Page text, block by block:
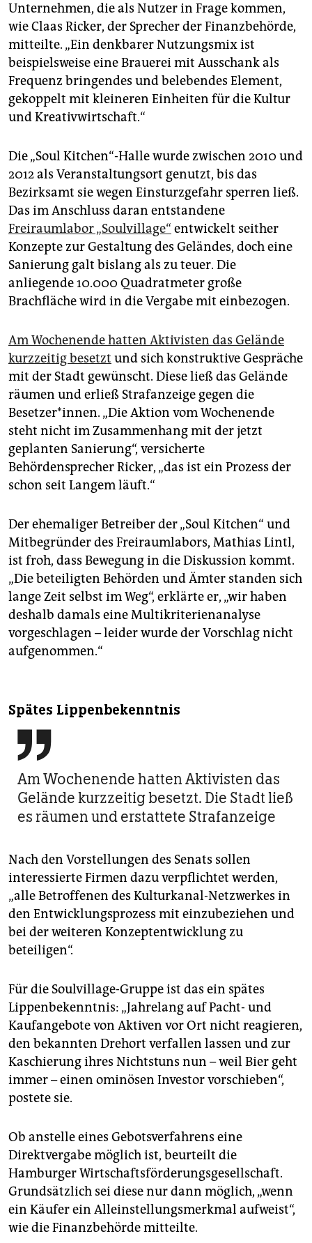
Unternehmen, die als Nutzer in Frage kommen,
wie Claas Ricker, der Sprecher der Finanzbehörde,
mitteilte. „Ein denkbarer Nutzungsmix ist
beispielsweise eine Brauerei mit Ausschank als
Frequenz bringendes und belebendes Element,
gekoppelt mit kleineren Einheiten für die Kultur
und Kreativwirtschaft.“
Die „Soul Kitchen“-Halle wurde zwischen 2010 und
2012 als Veranstaltungsort genutzt, bis das
Bezirksamt sie wegen Einsturzgefahr sperren ließ.
Das im Anschluss daran entstandene
Freiraumlabor „Soulvillage“ entwickelt seither
Konzepte zur Gestaltung des Geländes, doch eine
Sanierung galt bislang als zu teuer. Die
anliegende 10.000 Quadratmeter große
Brachfläche wird in die Vergabe mit einbezogen.
Am Wochenende hatten Aktivisten das Gelände
kurzzeitig besetzt und sich konstruktive Gespräche
mit der Stadt gewünscht. Diese ließ das Gelände
räumen und erließ Strafanzeige gegen die
Besetzer*innen. „Die Aktion vom Wochenende
steht nicht im Zusammenhang mit der jetzt
geplanten Sanierung“, versicherte
Behördensprecher Ricker, „das ist ein Prozess der
schon seit Langem läuft.“
Der ehemaliger Betreiber der „Soul Kitchen“ und
Mitbegründer des Freiraumlabors, Mathias Lintl,
ist froh, dass Bewegung in die Diskussion kommt.
„Die beteiligten Behörden und Ämter standen sich
lange Zeit selbst im Weg“, erklärte er, „wir haben
deshalb damals eine Multikriterienanalyse
vorgeschlagen – leider wurde der Vorschlag nicht
aufgenommen.“
Spätes Lippenbekenntnis

Am Wochenende hatten Aktivisten das
Gelände kurzzeitig besetzt. Die Stadt ließ
es räumen und erstattete Strafanzeige
Nach den Vorstellungen des Senats sollen
interessierte Firmen dazu verpflichtet werden,
„alle Betroffenen des Kulturkanal-Netzwerkes in
den Entwicklungsprozess mit einzubeziehen und
bei der weiteren Konzeptentwicklung zu
beteiligen“.
Für die Soulvillage-Gruppe ist das ein spätes
Lippenbekenntnis: „Jahrelang auf Pacht- und
Kaufangebote von Aktiven vor Ort nicht reagieren,
den bekannten Drehort verfallen lassen und zur
Kaschierung ihres Nichtstuns nun – weil Bier geht
immer – einen ominösen Investor vorschieben“,
postete sie.
Ob anstelle eines Gebotsverfahrens eine
Direktvergabe möglich ist, beurteilt die
Hamburger Wirtschaftsförderungsgesellschaft.
Grundsätzlich sei diese nur dann möglich, „wenn
ein Käufer ein Alleinstellungsmerkmal aufweist“,
wie die Finanzbehörde mitteilte.